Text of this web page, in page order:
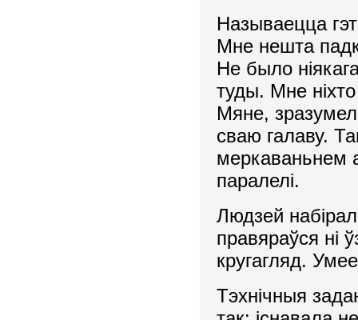
Называецца
Мне нешта
Не было
туды. Мне
Мяне,
сваю галаву.
меркаваньнем
паралелі.
Людзей
правяраўся ні
кругагляд.
Тэхнічныя